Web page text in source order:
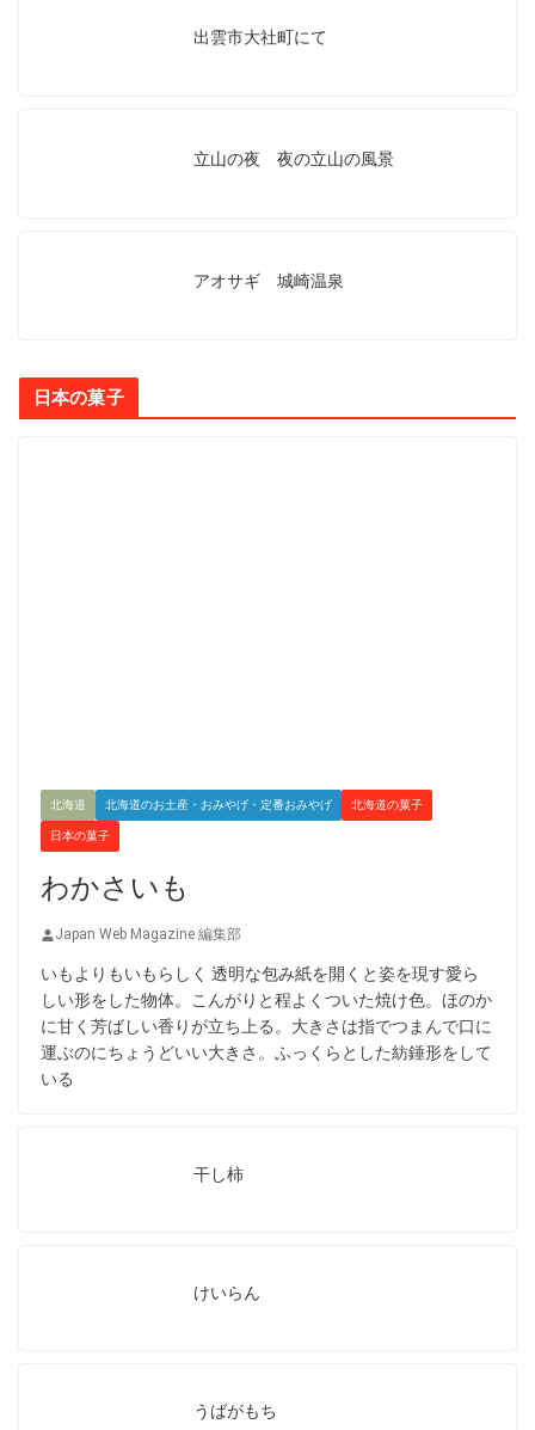
出雲市大社町にて
立山の夜 夜の立山の風景
アオサギ 城崎温泉
日本の菓子
北海道 北海道のお土産・おみやげ・定番おみやげ 北海道の菓子
日本の菓子
わかさいも
Japan Web Magazine 編集部
いもよりもいもらしく 透明な包み紙を開くと姿を現す愛ら
しい形をした物体。こんがりと程よくついた焼け色。ほのか
に甘く芳ばしい香りが立ち上る。大きさは指でつまんで口に
運ぶのにちょうどいい大きさ。ふっくらとした紡錘形をして
いる
干し柿
けいらん
うばがもち